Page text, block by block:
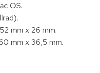
OS.
mm x 26 mm.
mm x 36,5 mm.